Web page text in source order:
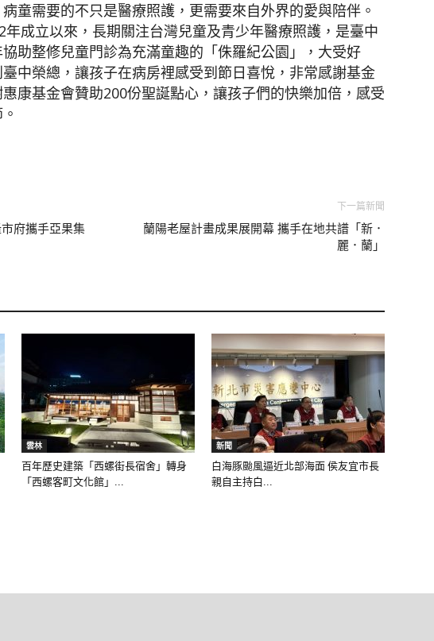
童需要的不只是醫療照護，更需要來自外界的愛與陪伴。
成立以來，長期關注台灣兒童及青少年醫療照護，是臺中
助整修兒童門診為充滿童趣的「侏羅紀公園」，大受好
中榮總，讓孩子在病房裡感受到節日喜悅，非常感謝基金
康基金會贊助200份聖誕點心，讓孩子們的快樂加倍，感受
府攜手亞果集
下一篇新聞
蘭陽老屋計畫成果展開幕 攜手在地共譜「新．
麗．蘭」
雲林
百年歷史建築「西螺街長宿舍」轉身
「西螺客町文化館」...
新聞
白海豚颱風逼近北部海面 侯友宜市長
親自主持白...